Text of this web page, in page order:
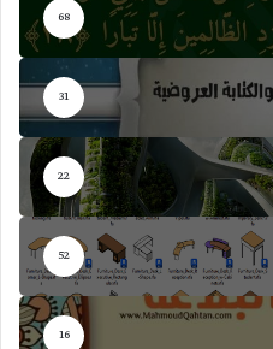
68
31
22
52
16